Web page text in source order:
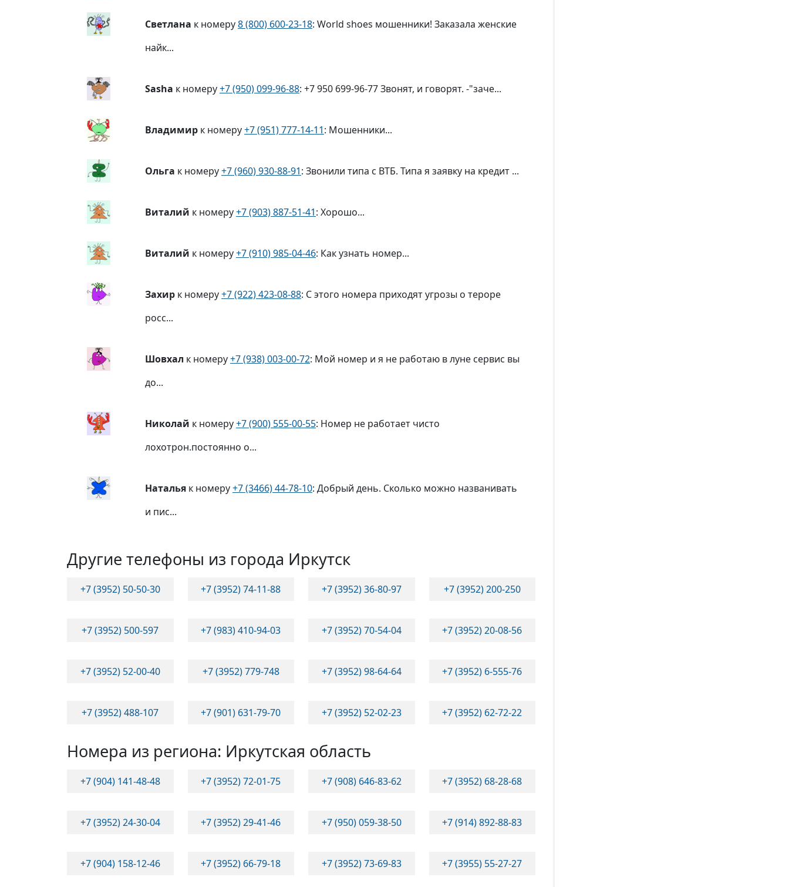
Светлана к номеру8 (800) 600-23-18: World shoes мошенники! Заказала женские
найк...
Sasha к номеру+7 (950) 099-96-88: +7 950 699-96-77 Звонят, и говорят. -"заче...
Владимирк номеру+7 (951) 777-14-11: Мошенники...
Ольга к номеру+7 (960) 930-88-91: Звонили типа с ВТБ. Типа я заявку на кредит ...
Виталий к номеру+7 (903) 887-51-41: Хорошо...
Виталий к номеру+7 (910) 985-04-46: Как узнать номер...
Захирк номеру+7 (922) 423-08-88: С этого номера приходят угрозы о тероре
росс...
Шовхал к номеру+7 (938) 003-00-72: Мой номер и я не работаю в луне сервис вы
до...
Николай к номеру+7 (900) 555-00-55: Номер не работает чисто
лохотрон.постоянно о...
Натальяк номеру+7 (3466) 44-78-10: Добрый день. Сколько можно названивать
и пис...
Другие телефоны из города Иркутск
+7 (3952) 50-50-30 +7 (3952) 74-11-88 +7 (3952) 36-80-97 +7 (3952) 200-250
+7 (3952) 500-597 +7 (983) 410-94-03 +7 (3952) 70-54-04 +7 (3952) 20-08-56
+7 (3952) 52-00-40 +7 (3952) 779-748 +7 (3952) 98-64-64 +7 (3952) 6-555-76
+7 (3952) 488-107 +7 (901) 631-79-70 +7 (3952) 52-02-23 +7 (3952) 62-72-22
Номера из региона: Иркутская область
+7 (904) 141-48-48 +7 (3952) 72-01-75 +7 (908) 646-83-62 +7 (3952) 68-28-68
+7 (3952) 24-30-04 +7 (3952) 29-41-46 +7 (950) 059-38-50 +7 (914) 892-88-83
+7 (904) 158-12-46 +7 (3952) 66-79-18 +7 (3952) 73-69-83 +7 (3955) 55-27-27